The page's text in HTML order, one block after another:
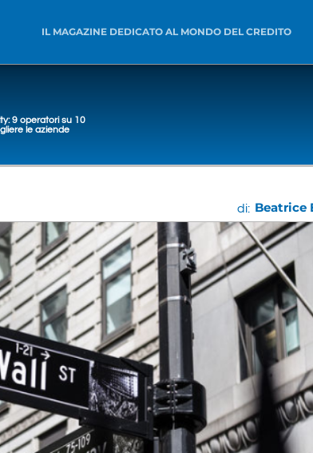
IL MAGAZINE DEDICATO AL MONDO DEL CREDITO
9 operatori su 10
le aziende
di: Beatrice